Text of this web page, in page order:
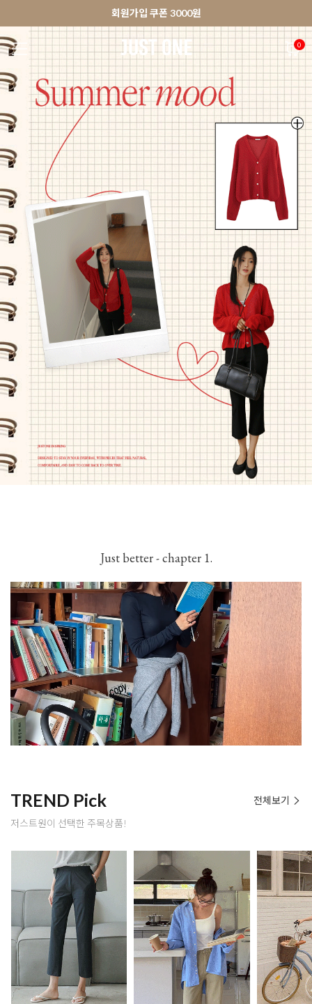
앱 다운로드 10% 할인쿠폰
🚀오늘출발상품 당일발송 배송중
회원가입 쿠폰 3000원
앱 다운로드 10% 할인쿠폰
0
NEW 7% BEST 🚀오늘출발 MADE . J 상의 팬츠
Just better - chapter 1.
TREND Pick
저스트원이 선택한 주목상품!
전체보기